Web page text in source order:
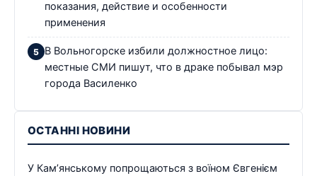
показания, действие и особенности
применения
В Вольногорске избили должностное лицо:
местные СМИ пишут, что в драке побывал мэр
города Василенко
ОСТАННІ НОВИНИ
У Кам’янському попрощаються з воїном Євгенієм